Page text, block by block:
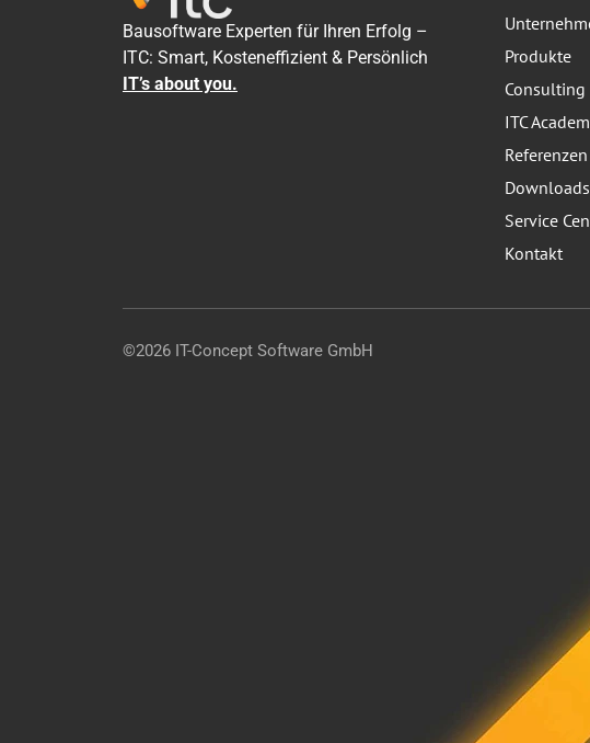
Bausoftware Experten für Ihren Erfolg –
ITC: Smart, Kosteneffizient & Persönlich
IT’s about you.
Produkte
Consulting
ITC
Referenzen
Downloads
Service
Kontakt
©2026 IT-Concept Software GmbH